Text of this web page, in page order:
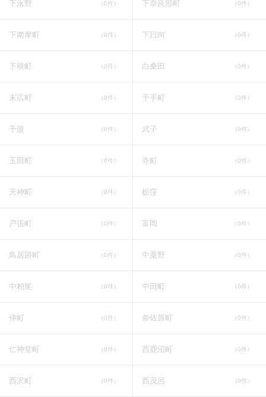
下永野 （0件） 下奈良部町 （0件）
下南摩町 （0件） 下日向 （0件）
下横町 （0件） 白桑田 （0件）
末広町 （0件） 千手町 （0件）
千渡 （0件） 武子 （0件）
玉田町 （0件） 寺町 （0件）
天神町 （0件） 栃窪 （0件）
戸張町 （0件） 富岡 （0件）
鳥居跡町 （0件） 中粟野 （0件）
中粕尾 （0件） 中田町 （0件）
仲町 （0件） 奈佐原町 （0件）
仁神堂町 （0件） 西鹿沼町 （0件）
西沢町 （0件） 西茂呂 （0件）